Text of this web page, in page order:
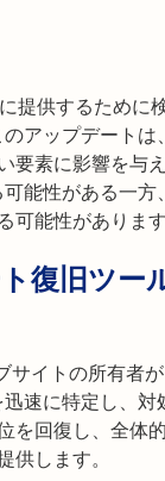
提供するために
アップデートは
素に影響を与え
能性がある一方
能性があります
復旧ツー
サイトの所有者が
速に特定し、対
を回復し、全体
します。